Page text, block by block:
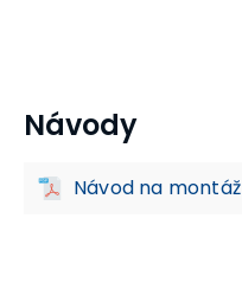
Kulaté stoly
Návody
Návod na montáž